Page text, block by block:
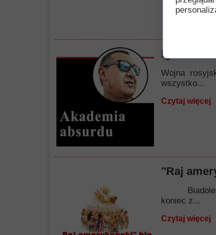
Igraszki
Wojna
wszystko...
Czytaj więcej
"Raj
Biadolenie,
koniec z...
Czytaj więcej